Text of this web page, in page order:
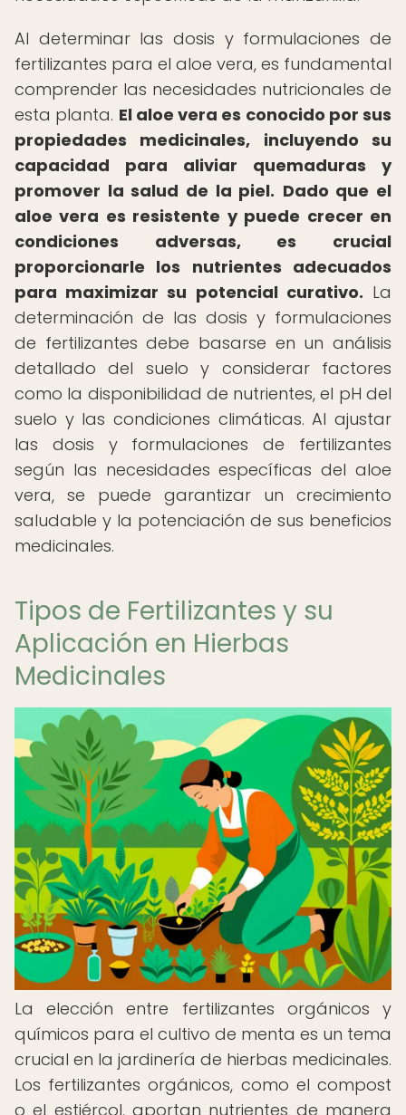
Al determinar las dosis y formulaciones de
fertilizantes para el aloe vera, es fundamental
comprender las necesidades nutricionales de
esta planta. El aloe vera es conocido por sus
propiedades medicinales, incluyendo su
capacidad para aliviar quemaduras y
promover la salud de la piel. Dado que el
aloe vera es resistente y puede crecer en
condiciones adversas, es crucial
proporcionarle los nutrientes adecuados
para maximizar su potencial curativo. La
determinación de las dosis y formulaciones
de fertilizantes debe basarse en un análisis
detallado del suelo y considerar factores
como la disponibilidad de nutrientes, el pH del
suelo y las condiciones climáticas. Al ajustar
las dosis y formulaciones de fertilizantes
según las necesidades específicas del aloe
vera, se puede garantizar un crecimiento
saludable y la potenciación de sus beneficios
medicinales.
Tipos de Fertilizantes y su
Aplicación en Hierbas
Medicinales
La elección entre fertilizantes orgánicos y
químicos para el cultivo de menta es un tema
crucial en la jardinería de hierbas medicinales.
Los fertilizantes orgánicos, como el compost
o el estiércol, aportan nutrientes de manera